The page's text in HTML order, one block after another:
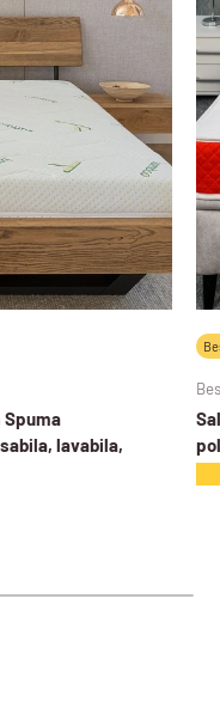
Spuma
lavabila,